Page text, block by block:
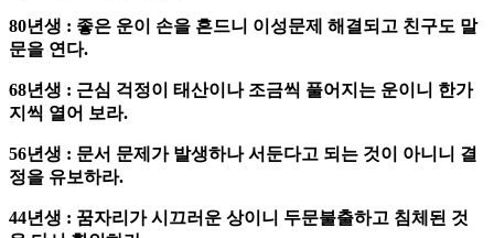
80년생 : 좋은 운이 손을 흔드니 이성문제 해결되고 친구도 말
문을 연다.
68년생 : 근심 걱정이 태산이나 조금씩 풀어지는 운이니 한가
지씩 열어 보라.
56년생 : 문서 문제가 발생하나 서둔다고 되는 것이 아니니 결
정을 유보하라.
44년생 : 꿈자리가 시끄러운 상이니 두문불출하고 침체된 것